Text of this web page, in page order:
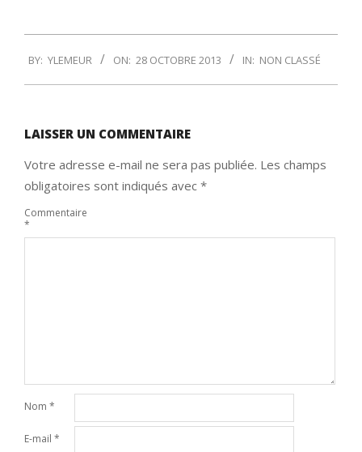
10-
28
BY: YLEMEUR ON: 28 OCTOBRE 2013 IN: NON CLASSÉ
LAISSER UN COMMENTAIRE
Votre adresse e-mail ne sera pas publiée. Les champs
obligatoires sont indiqués avec *
Commentaire
*
Nom *
E-mail *